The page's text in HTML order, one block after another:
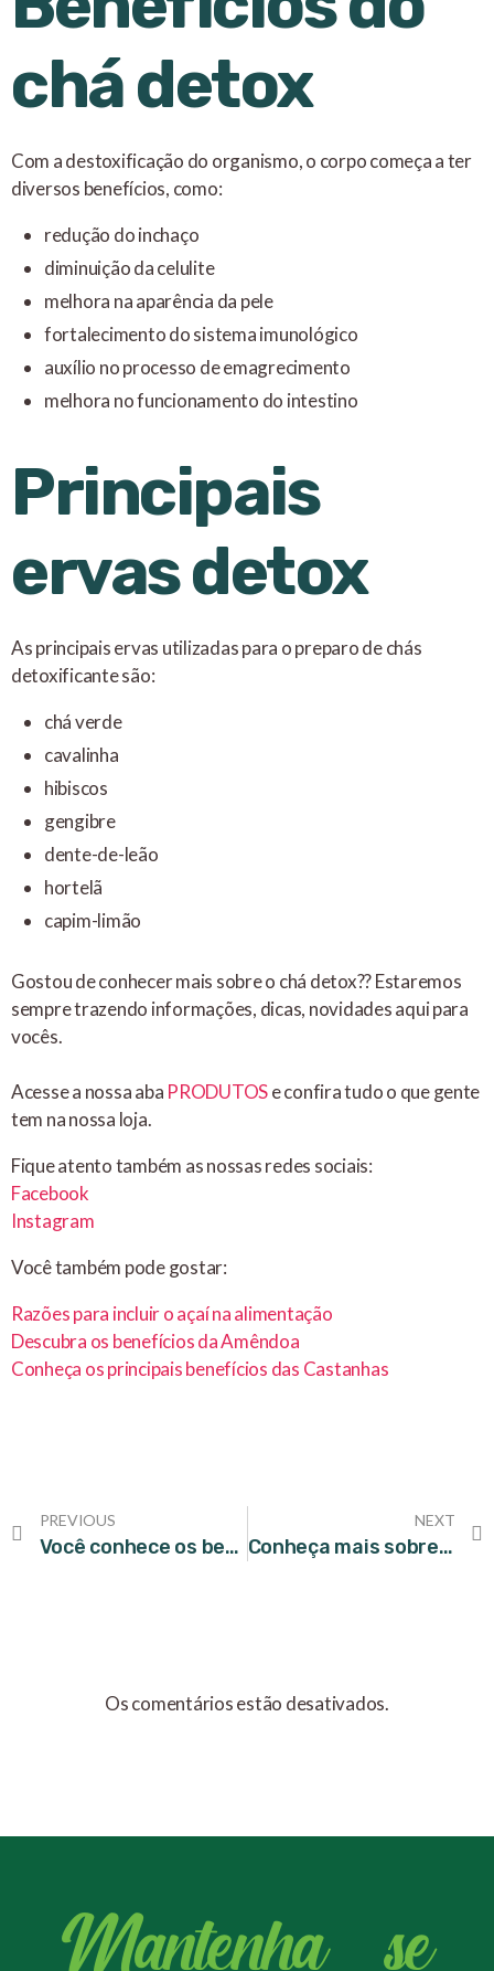
chá detox
Com a destoxificação do organismo, o corpo começa a ter
diversos benefícios, como:
redução do inchaço
diminuição da celulite
melhora na aparência da pele
fortalecimento do sistema imunológico
auxílio no processo de emagrecimento
melhora no funcionamento do intestino
Principais
ervas detox
As principais ervas utilizadas para o preparo de chás
detoxificante são:
chá verde
cavalinha
hibiscos
gengibre
dente-de-leão
hortelã
capim-limão
Gostou de conhecer mais sobre o chá detox?? Estaremos
sempre trazendo informações, dicas, novidades aqui para
vocês.
Acesse a nossa aba PRODUTOSe confira tudo o que gente
tem na nossa loja.
Fique atento também as nossas redes sociais:
Facebook
Instagram
Você também pode gostar:
Razões para incluir o açaí na alimentação
Descubra os benefícios da Amêndoa
Conheça os principais benefícios das Castanhas
PREVIOUS
Você conhece os benefícios das microalgas para a saúde?
NEXT
Conheça mais sobre as propriedades do chá de Amora
Os comentários estão desativados.
Mantenha - se